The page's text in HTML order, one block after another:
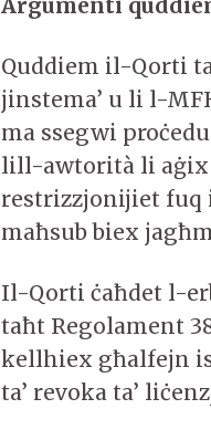
Quddiem il-Qorti
jinstema’ u li l-
ma ssegwi
lill-awtorità li
restrizzjonijiet fuq
maħsub biex
Il-Qorti ċaħdet l-
taħt Regolament
kellhiex għalfejn
ta’ revoka ta’